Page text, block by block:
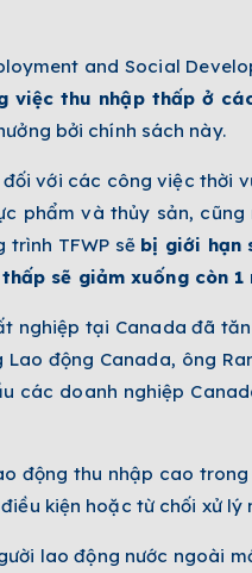
and Social
việc thu nhập thấp ở
bởi chính sách này.
với các công việc
phẩm và thủy sản,
trình TFWP sẽ bị giới hạn
sẽ giảm xuống còn
nghiệp tại Canada đã
động Canada, ông
các doanh nghiệp
động thu nhập cao
kiện hoặc từ chối xử lý
lao động nước ngoài